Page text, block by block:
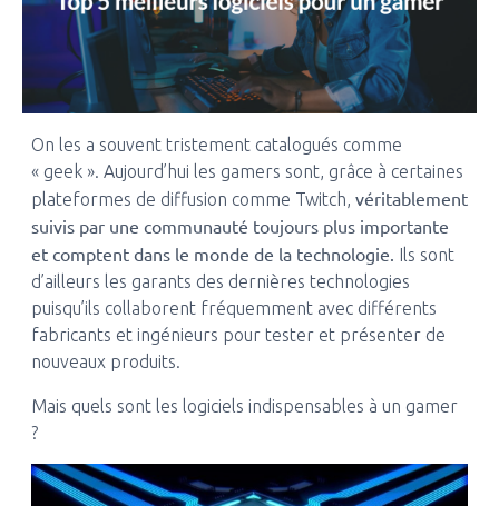
On les a souvent tristement catalogués comme
« geek ». Aujourd’hui les gamers sont, grâce à certaines
plateformes de diffusion comme Twitch, véritablement
suivis par une communauté toujours plus importante
et comptent dans le monde de la technologie. Ils sont
d’ailleurs les garants des dernières technologies
puisqu’ils collaborent fréquemment avec différents
fabricants et ingénieurs pour tester et présenter de
nouveaux produits.
Mais quels sont les logiciels indispensables à un gamer
?